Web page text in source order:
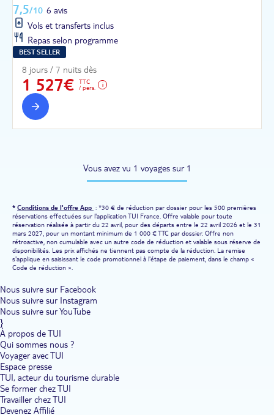
7,5/10 6 avis
Vols et transferts inclus
Repas selon programme
BEST SELLER
8 jours / 7 nuits dès
1 527€
TTC
/ pers.
Vous avez vu 1 voyages sur 1
* Conditions de l'offre App : *30 € de réduction par dossier pour les 500 premières
réservations effectuées sur l'application TUI France. Offre valable pour toute
réservation réalisée à partir du 22 avril, pour des départs entre le 22 avril 2026 et le 31
mars 2027, pour un montant minimum de 1 000 € TTC par dossier. Offre non
rétroactive, non cumulable avec un autre code de réduction et valable sous réserve de
disponibilités. Les prix affichés ne tiennent pas compte de la réduction. La remise
s'applique en saisissant le code promotionnel à l'étape de paiement, dans le champ «
Code de réduction ».
Nous suivre sur Facebook
Nous suivre sur Instagram
Nous suivre sur YouTube
}
À propos de TUI
Qui sommes nous ?
Voyager avec TUI
Espace presse
TUI, acteur du tourisme durable
Se former chez TUI
Travailler chez TUI
Devenez Affilié